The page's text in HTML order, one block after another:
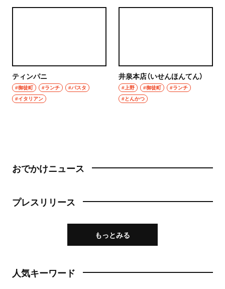
ティンパニ
#御徒町 #ランチ
#パスタ
#イタリアン
井泉本店（いせんほんてん）
#上野 #御徒町
#ランチ
#とんかつ
おでかけニュース
プレスリリース
もっとみる
人気キーワード